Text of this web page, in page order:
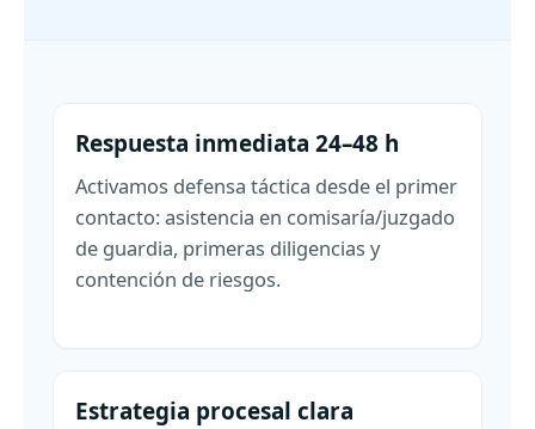
Respuesta inmediata 24–48 h
Activamos defensa táctica desde el primer
contacto: asistencia en comisaría/juzgado
de guardia, primeras diligencias y
contención de riesgos.
Estrategia procesal clara